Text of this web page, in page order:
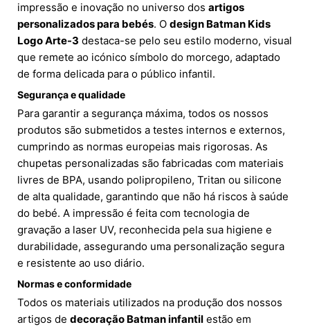
impressão e inovação no universo dos artigos
personalizados para bebés. O design Batman Kids
Logo Arte-3 destaca-se pelo seu estilo moderno, visual
que remete ao icónico símbolo do morcego, adaptado
de forma delicada para o público infantil.
Segurança e qualidade
Para garantir a segurança máxima, todos os nossos
produtos são submetidos a testes internos e externos,
cumprindo as normas europeias mais rigorosas. As
chupetas personalizadas são fabricadas com materiais
livres de BPA, usando polipropileno, Tritan ou silicone
de alta qualidade, garantindo que não há riscos à saúde
do bebé. A impressão é feita com tecnologia de
gravação a laser UV, reconhecida pela sua higiene e
durabilidade, assegurando uma personalização segura
e resistente ao uso diário.
Normas e conformidade
Todos os materiais utilizados na produção dos nossos
artigos de decoração Batman infantil estão em